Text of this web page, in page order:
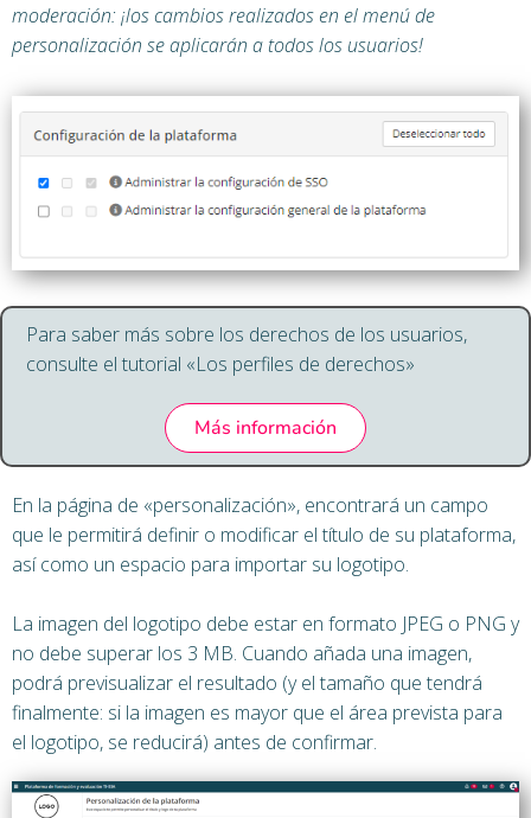
moderación: ¡los cambios realizados en el menú de
personalización se aplicarán a todos los usuarios!
Para saber más sobre los derechos de los usuarios,
consulte el tutorial «Los perfiles de derechos»
Más información
En la página de «personalización», encontrará un campo
que le permitirá definir o modificar el título de su plataforma,
así como un espacio para importar su logotipo.
La imagen del logotipo debe estar en formato JPEG o PNG y
no debe superar los 3 MB. Cuando añada una imagen,
podrá previsualizar el resultado (y el tamaño que tendrá
finalmente: si la imagen es mayor que el área prevista para
el logotipo, se reducirá) antes de confirmar.